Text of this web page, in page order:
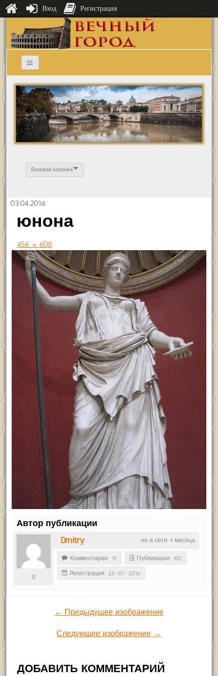
Боковая колонка
03.04.2016
юнона
456 × 608
Автор публикации
не в сети 4 месяца
Dmitry
0
Комментарии: 15 Публикации: 432
Регистрация: 23-01-2016
← Предыдущее изображение
Следующее изображение →
ДОБАВИТЬ КОММЕНТАРИЙ
Вход Регистрация